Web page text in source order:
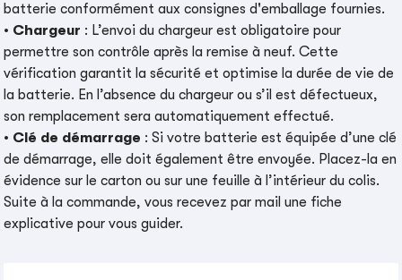
batterie conformément aux consignes d'emballage fournies.
• Chargeur : L’envoi du chargeur est obligatoire pour
permettre son contrôle après la remise à neuf. Cette
vérification garantit la sécurité et optimise la durée de vie de
la batterie. En l’absence du chargeur ou s’il est défectueux,
son remplacement sera automatiquement effectué.
• Clé de démarrage : Si votre batterie est équipée d’une clé
de démarrage, elle doit également être envoyée. Placez-la en
évidence sur le carton ou sur une feuille à l’intérieur du colis.
Suite à la commande, vous recevez par mail une fiche
explicative pour vous guider.